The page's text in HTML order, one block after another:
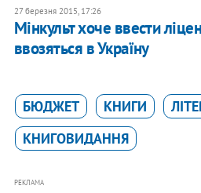
27 березня 2015, 17:26
Мінкульт хоче ввести
ввозяться в Україну
БЮДЖЕТ КНИГИ
КНИГОВИДАННЯ
РЕКЛАМА